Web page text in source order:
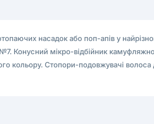
насадок або поп-апів у
Конусний мікро-відбійник
кольору. Стопори-подовжувачі волоса